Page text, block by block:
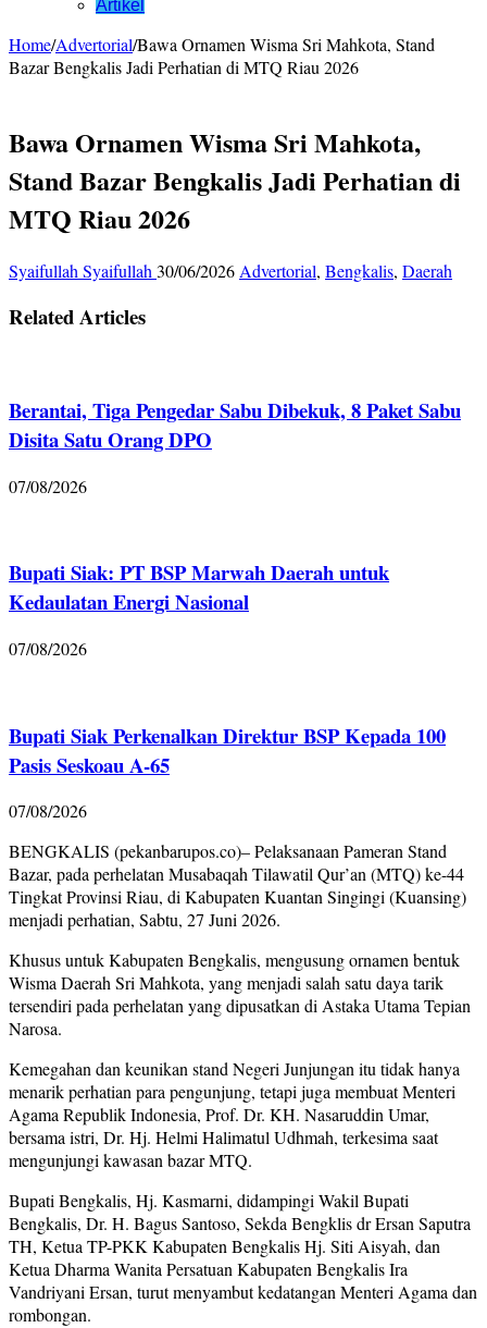
Artikel
Home/Advertorial/Bawa Ornamen Wisma Sri Mahkota, Stand
Bazar Bengkalis Jadi Perhatian di MTQ Riau 2026
Bawa Ornamen Wisma Sri Mahkota,
Stand Bazar Bengkalis Jadi Perhatian di
MTQ Riau 2026
Syaifullah Syaifullah 30/06/2026 Advertorial, Bengkalis, Daerah
Related Articles
Berantai, Tiga Pengedar Sabu Dibekuk, 8 Paket Sabu
Disita Satu Orang DPO
07/08/2026
Bupati Siak: PT BSP Marwah Daerah untuk
Kedaulatan Energi Nasional
07/08/2026
Bupati Siak Perkenalkan Direktur BSP Kepada 100
Pasis Seskoau A-65
07/08/2026
BENGKALIS (pekanbarupos.co)– Pelaksanaan Pameran Stand
Bazar, pada perhelatan Musabaqah Tilawatil Qur’an (MTQ) ke-44
Tingkat Provinsi Riau, di Kabupaten Kuantan Singingi (Kuansing)
menjadi perhatian, Sabtu, 27 Juni 2026.
Khusus untuk Kabupaten Bengkalis, mengusung ornamen bentuk
Wisma Daerah Sri Mahkota, yang menjadi salah satu daya tarik
tersendiri pada perhelatan yang dipusatkan di Astaka Utama Tepian
Narosa.
Kemegahan dan keunikan stand Negeri Junjungan itu tidak hanya
menarik perhatian para pengunjung, tetapi juga membuat Menteri
Agama Republik Indonesia, Prof. Dr. KH. Nasaruddin Umar,
bersama istri, Dr. Hj. Helmi Halimatul Udhmah, terkesima saat
mengunjungi kawasan bazar MTQ.
Bupati Bengkalis, Hj. Kasmarni, didampingi Wakil Bupati
Bengkalis, Dr. H. Bagus Santoso, Sekda Bengklis dr Ersan Saputra
TH, Ketua TP-PKK Kabupaten Bengkalis Hj. Siti Aisyah, dan
Ketua Dharma Wanita Persatuan Kabupaten Bengkalis Ira
Vandriyani Ersan, turut menyambut kedatangan Menteri Agama dan
rombongan.